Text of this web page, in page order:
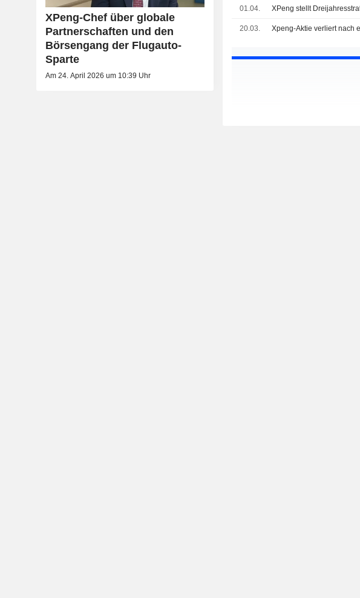
01.04.
20.03.
XPeng-Chef über globale
Partnerschaften und den
Börsengang der Flugauto-
Sparte
Am 24. April 2026 um 10:39 Uhr